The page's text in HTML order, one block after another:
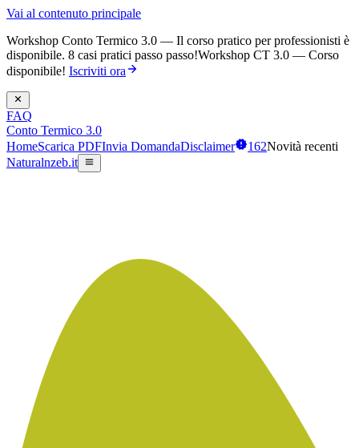
Vai al contenuto principale
Workshop Conto Termico 3.0 — Il corso pratico per professionisti è
disponibile. 8 casi pratici passo passo!Workshop CT 3.0 — Corso
disponibile! Iscriviti ora
FAQ
Conto Termico 3.0
HomeScarica PDFInvia DomandaDisclaimer 162Novità recenti
Naturalnzeb.it